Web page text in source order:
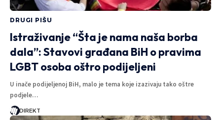
DRUGI PIŠU
Istraživanje “Šta je nama naša borba
dala”: Stavovi građana BiH o pravima
LGBT osoba oštro podijeljeni
U inače podijeljenoj BiH, malo je tema koje izazivaju tako oštre
podjele…
DIREKT